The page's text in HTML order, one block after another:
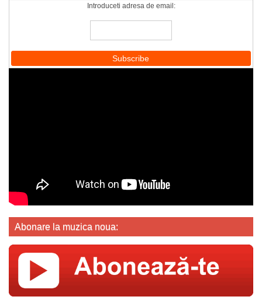
Introduceti adresa de email:
Abonare la muzica noua: